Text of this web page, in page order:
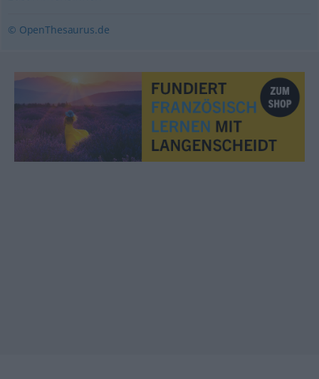
© OpenThesaurus.de